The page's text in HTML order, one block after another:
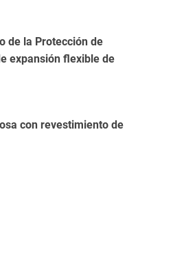
de la Protección de
expansión flexible de
con revestimiento de